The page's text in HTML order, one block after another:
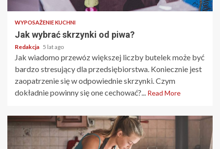
WYPOSAŻENIE KUCHNI
Jak wybrać skrzynki od piwa?
Redakcja 5 lat ago
Jak wiadomo przewóz większej liczby butelek może być
bardzo stresujący dla przedsiębiorstwa. Koniecznie jest
zaopatrzenie się w odpowiednie skrzynki. Czym
dokładnie powinny się one cechować?... Read More